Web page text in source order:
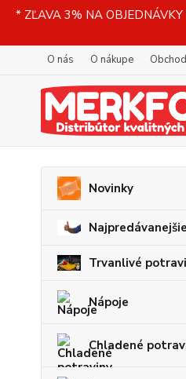
* ZĽAVA 3% NA
O nás O nákupe
Novinky
Najpredávanejšie
Trvanlivé
Nápoje
Chladené